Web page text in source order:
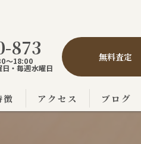
873
～18:00
・毎週水曜日
無料査定
徴 アクセス ブログ